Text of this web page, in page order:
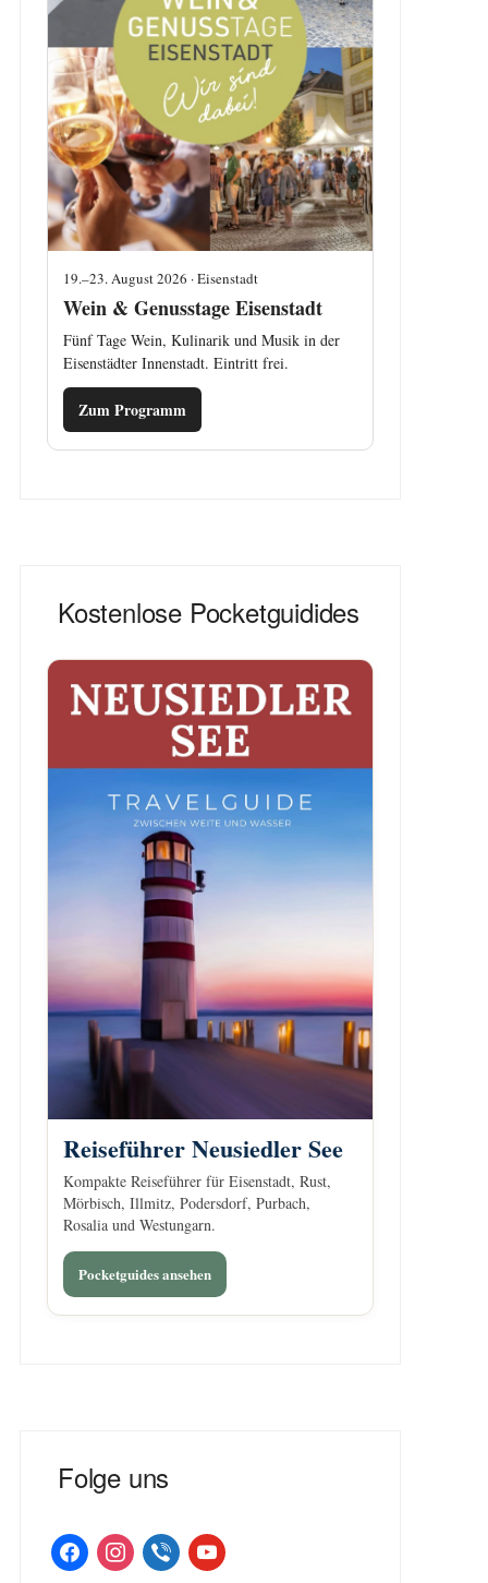
19.–23. August 2026 · Eisenstadt
Wein & Genusstage Eisenstadt
Fünf Tage Wein, Kulinarik und Musik in der
Eisenstädter Innenstadt. Eintritt frei.
Zum Programm
Kostenlose Pocketguidides
Reiseführer Neusiedler See
Kompakte Reiseführer für Eisenstadt, Rust,
Mörbisch, Illmitz, Podersdorf, Purbach,
Rosalia und Westungarn.
Pocketguides ansehen
Folge uns
facebookinstagramviber youtube